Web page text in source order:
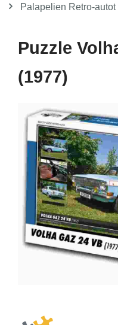
Palapelien Retro-autot
Puzzle
(1977)